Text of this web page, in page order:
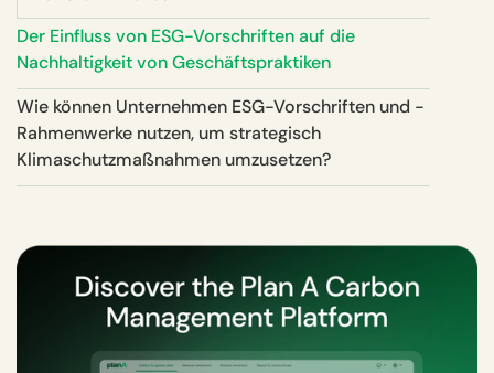
Der Einfluss von ESG-Vorschriften auf die
Nachhaltigkeit von Geschäftspraktiken
Wie können Unternehmen ESG-Vorschriften und -
Rahmenwerke nutzen, um strategisch
Klimaschutzmaßnahmen umzusetzen?